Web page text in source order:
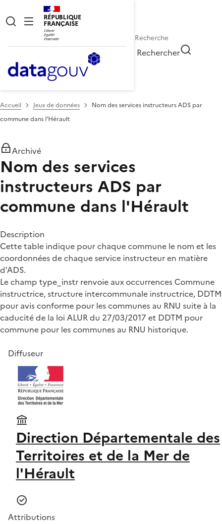
RÉPUBLIQUE
FRANÇAISE
Rechercher
Accueil Jeux de données
Nom des services instructeurs ADS par
commune dans l'Hérault
Archivé
Nom des services
instructeurs ADS par
commune dans l'Hérault
Description
Cette table indique pour chaque commune le nom et les
coordonnées de chaque service instructeur en matière
d'ADS.
Le champ type_instr renvoie aux occurrences Commune
instructrice, structure intercommunale instructrice, DDTM
pour avis conforme pour les communes au RNU suite à la
caducité de la loi ALUR du 27/03/2017 et DDTM pour
commune pour les communes au RNU historique.
Diffuseur
Direction Départementale des
Territoires et de la Mer de
l'Hérault
Attributions